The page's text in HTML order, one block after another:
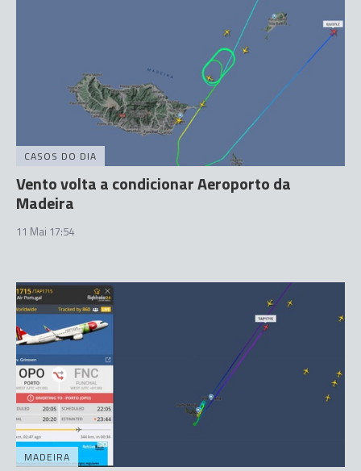
CASOS DO DIA
Vento volta a condicionar Aeroporto da
Madeira
11 Mai 17:54
MADEIRA